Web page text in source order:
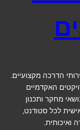
הדרכה מקצועיים.
האקדמיים
מחקר ותכנון
לכל סטודנט,
ואיכותית.